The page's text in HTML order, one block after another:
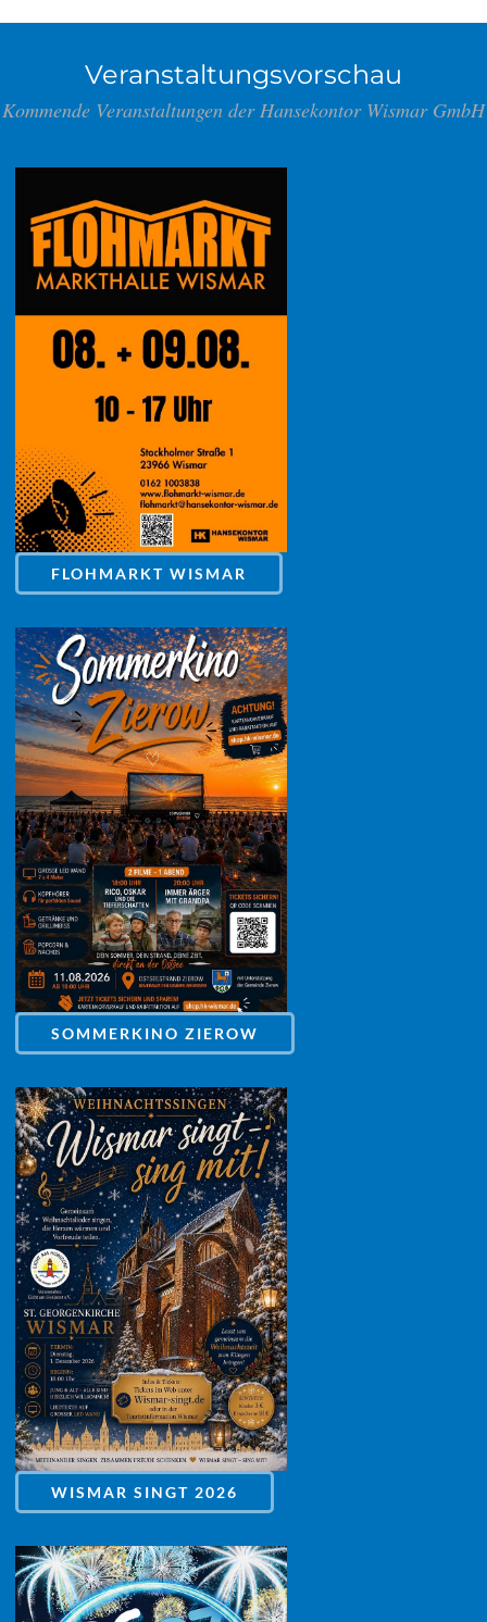
Veranstaltungsvorschau
Kommende Veranstaltungen der Hansekontor Wismar GmbH
FLOHMARKT WISMAR
SOMMERKINO ZIEROW
WISMAR SINGT 2026